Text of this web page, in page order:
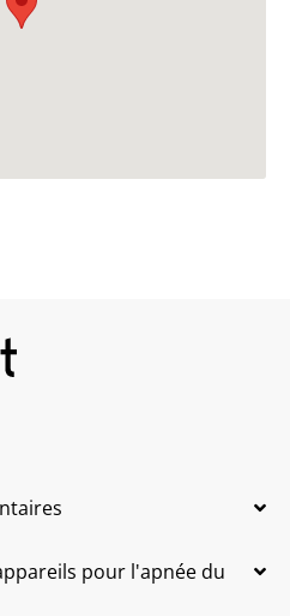
pour l'apnée du